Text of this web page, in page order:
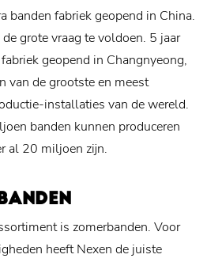
banden fabriek geopend in China.
grote vraag te voldoen. 5 jaar
geopend in Changnyeong,
van de grootste en meest
installaties van de wereld.
banden kunnen produceren
al 20 miljoen zijn.
is zomerbanden. Voor
heeft Nexen de juiste